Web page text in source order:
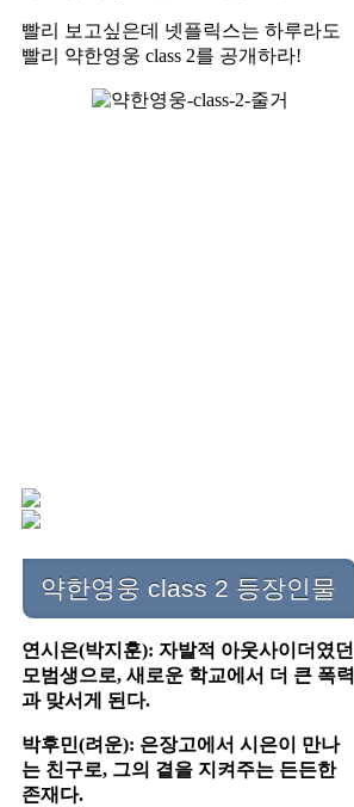
빨리 보고싶은데 넷플릭스는 하루라도
빨리 약한영웅 class 2를 공개하라!
약한영웅 class 2 등장인물
연시은(박지훈): 자발적 아웃사이더였던
모범생으로, 새로운 학교에서 더 큰 폭력
과 맞서게 된다.​
박후민(려운): 은장고에서 시은이 만나
는 친구로, 그의 곁을 지켜주는 든든한
존재다.​